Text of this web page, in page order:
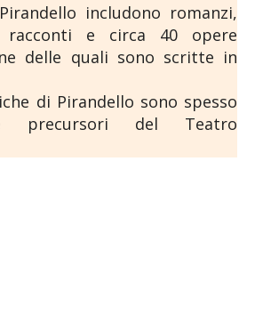
includono romanzi,
racconti e circa 40 opere
delle quali sono scritte in
di Pirandello sono spesso
precursori del Teatro